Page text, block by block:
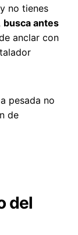
no tienes
busca antes
anclar con
pesada no
de
del